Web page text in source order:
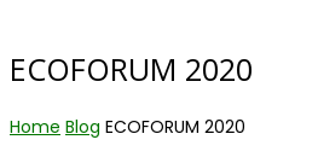
ECOFORUM 2020
Home Blog ECOFORUM 2020